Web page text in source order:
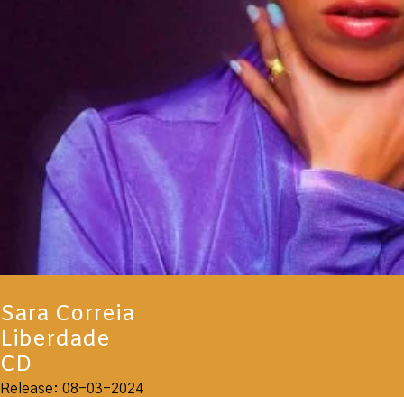
Sara Correia
Liberdade
CD
Release: 08-03-2024